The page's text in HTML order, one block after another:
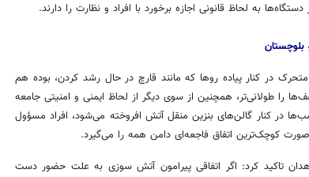
به لحاظ قانونی اجازه برخورد با افراد و نظارت را دارند.
در کنار پیاده روها که مانند قارچ در حال رشد کردن، بوده هم
طولانی‌تر، همچنین از سوی دیگر از لحاظ ایمنی و امنیتی جامعه
در کنار گالن‌های بنزین منقلآتش افروخته می‌شود، افراد مسؤول
کوچک‌ترین اتفاق فاجعه‌ای دامن همه را می‌گیرد.
تاکید کرد: اگر اتفاقی پیرامون آتش سوزی به علت حضور دست